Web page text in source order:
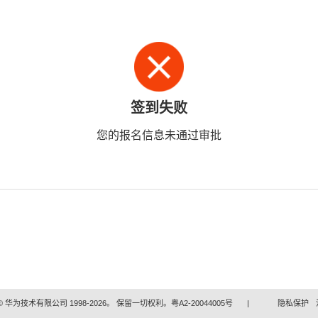
签到失败
您的报名信息未通过审批
华为技术有限公司 1998-2026。 保留一切权利。粤A2-20044005号 | 隐私保护